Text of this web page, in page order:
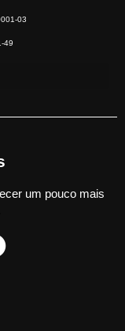
03
49
um pouco mais